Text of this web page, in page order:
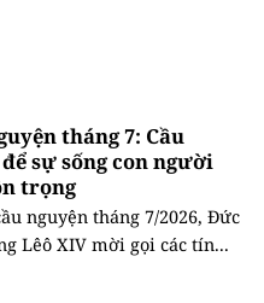
tháng 7: Cầu
sự sống con người
trọng
nguyện tháng 7/2026, Đức
Lêô XIV mời gọi các tín...